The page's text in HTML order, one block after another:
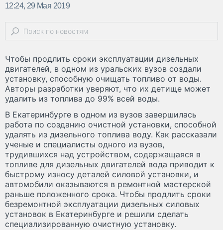
12:24, 29 Мая 2019
Чтобы продлить сроки эксплуатации дизельных
двигателей, в одном из уральских вузов создали
установку, способную очищать топливо от воды.
Авторы разработки уверяют, что их детище может
удалить из топлива до 99% всей воды.
В Екатеринбурге в одном из вузов завершилась
работа по созданию очистной установки, способной
удалять из дизельного топлива воду. Как рассказали
ученые и специалисты одного из вузов,
трудившихся над устройством, содержащаяся в
топливе для дизельных двигателей вода приводит к
быстрому износу деталей силовой установки, и
автомобили оказываются в ремонтной мастерской
раньше положенного срока. Чтобы продлить сроки
безремонтной эксплуатации дизельных силовых
установок в Екатеринбурге и решили сделать
специализированную очистную установку.